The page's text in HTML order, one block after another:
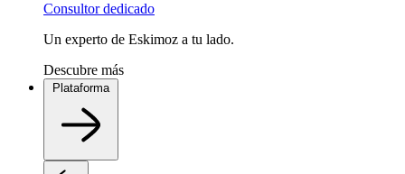
Consultor dedicado
Un experto de Eskimoz a tu lado.
Descubre más
Plataforma